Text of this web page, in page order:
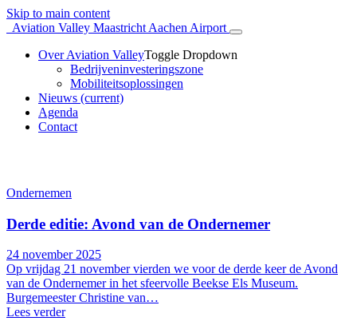
Skip to main content
Aviation Valley Maastricht Aachen Airport
Over Aviation ValleyToggle Dropdown
Bedrijveninvesteringszone
Mobiliteitsoplossingen
Nieuws (current)
Agenda
Contact
Ondernemen
Derde editie: Avond van de Ondernemer
24 november 2025
Op vrijdag 21 november vierden we voor de derde keer de Avond
van de Ondernemer in het sfeervolle Beekse Els Museum.
Burgemeester Christine van…
Lees verder